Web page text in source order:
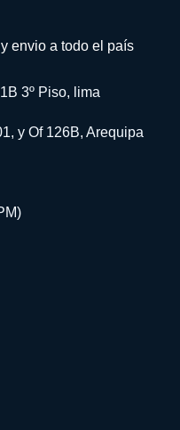
envio a todo el país
3º Piso, lima
y Of 126B, Arequipa